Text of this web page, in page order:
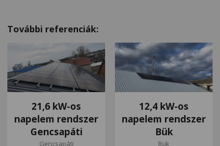
További referenciák:
21,6 kW-os
napelem rendszer
Gencsapáti
Gencsapáti
12,4 kW-os
napelem rendszer
Bük
Bük